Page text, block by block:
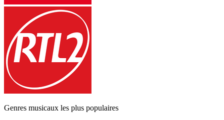
Genres musicaux les plus populaires